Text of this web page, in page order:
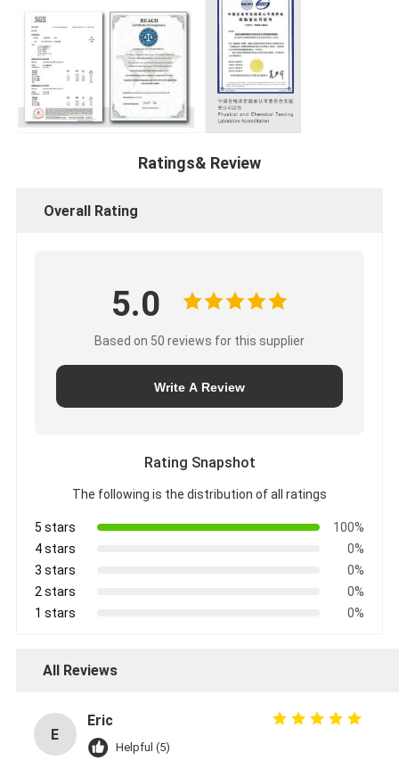
Ratings& Review
Overall Rating
5.0
Based on 50 reviews for this supplier
Write A Review
Rating Snapshot
The following is the distribution of all ratings
5 stars
100%
4 stars
0%
3 stars
0%
2 stars
0%
1 stars
0%
All Reviews
E
Eric
Helpful (5)